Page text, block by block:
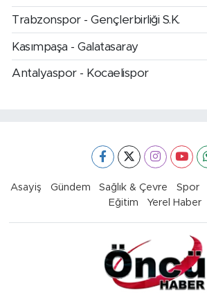
Trabzonspor - Gençlerbirliği S.K.
Kasımpaşa - Galatasaray
Antalyaspor - Kocaelispor
Asayiş Gündem Sağlık & Çevre Spor
Eğitim
Yerel Haber